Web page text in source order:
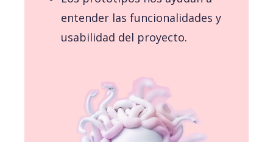
entender las funcionalidades y
usabilidad del proyecto.